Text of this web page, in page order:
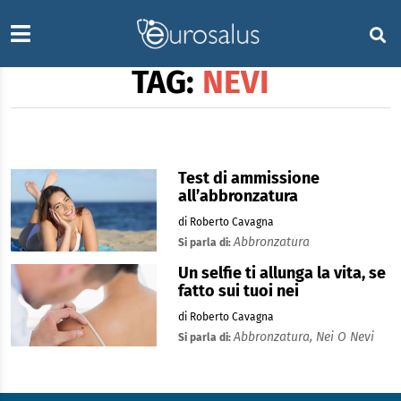
TAG: NEVI
Test di ammissione
all’abbronzatura
di Roberto Cavagna
Si parla di:Abbronzatura
Un selfie ti allunga la vita, se
fatto sui tuoi nei
di Roberto Cavagna
Si parla di:Abbronzatura, Nei O Nevi